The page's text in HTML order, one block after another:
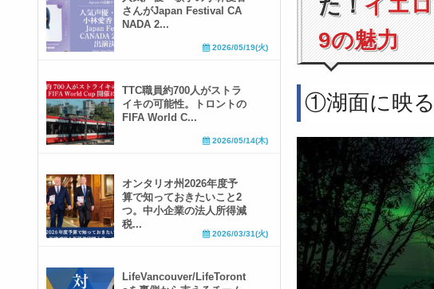
9の魅力
①湖面に映
さんがJapan Festival CA
NADA 2...
2026/05/19(火)
TTC職員約700人がストラ
イキの可能性。トロントの
FIFA World C...
2026/05/14(木)
オンタリオ州2026年度予
算で知っておきたいこと2
つ。中小企業の法人所得減
税...
2026/03/31(火)
LifeVancouver/LifeToront